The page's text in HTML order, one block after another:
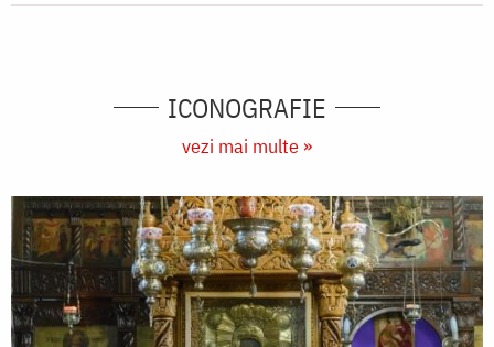
ICONOGRAFIE
vezi mai multe »